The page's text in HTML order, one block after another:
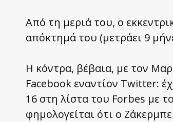
Από τη μεριά του, ο
απόκτημά του (μετράει 9
Η κόντρα, βέβαια, με τον
Facebook εναντίον Twitter:
16 στη λίστα του Forbes με
φημολογείται ότι ο